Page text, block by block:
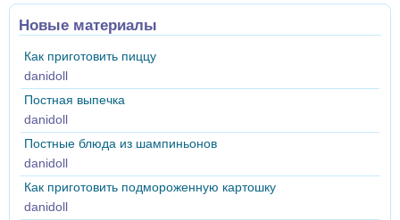
Новые материалы
Как приготовить пиццу
danidoll
Постная выпечка
danidoll
Постные блюда из шампиньонов
danidoll
Как приготовить подмороженную картошку
danidoll